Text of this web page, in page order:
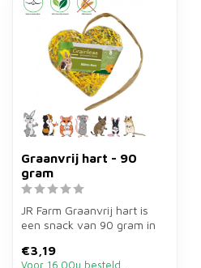
Graanvrij hart - 90
gram
JR Farm Graanvrij hart is
een snack van 90 gram in
voor k...
€3,19
Voor 16.00u besteld,